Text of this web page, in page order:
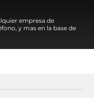
empresa de
y mas en la base de